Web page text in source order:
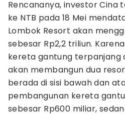
Rencananya, investor Cina
ke NTB pada 18 Mei
Lombok Resort akan
sebesar Rp2,2 triliun.
kereta gantung terpanjang
akan membangun dua
berada di sisi bawah dan
pembangunan kereta
sebesar Rp600 miliar,